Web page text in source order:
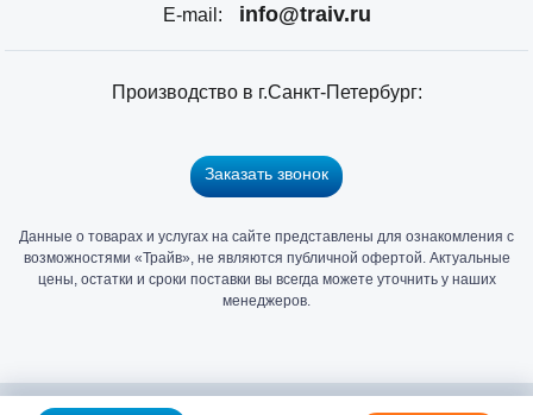
E-mail:
info@traiv.ru
Производство в г.Санкт-Петербург:
Заказать звонок
Данные о товарах и услугах на сайте представлены для ознакомления с
возможностями «Трайв», не являются публичной офертой. Актуальные
цены, остатки и сроки поставки вы всегда можете уточнить у наших
менеджеров.
Главный
в